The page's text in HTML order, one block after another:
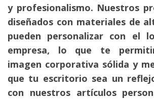
y profesionalismo. Nuestros
diseñados con materiales de
pueden personalizar con el
empresa, lo que te
imagen corporativa sólida y
que tu escritorio sea un
con nuestros artículos